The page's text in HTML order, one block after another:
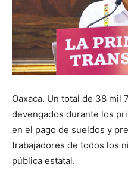
Oaxaca. Un total de 38
devengados durante los
en el pago de sueldos y
trabajadores de todos los
pública estatal.